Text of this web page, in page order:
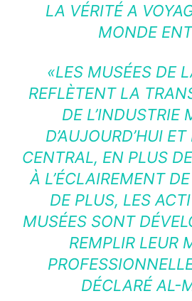
LA VÉRITÉ A
MONDE
«LES MUSÉES DE
REFLÈTENT LA
DE L’INDUSTRIE
D’AUJOURD’HUI
CENTRAL, EN PLUS
À L’ÉCLAIREMENT
DE PLUS, LES
MUSÉES SONT
REMPLIR LEUR
DÉCLARÉ AL-